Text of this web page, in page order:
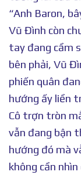
“Anh Baron,
Vũ Đình còn
tay đang cầm
bên phải, Vũ
phiến quân
hướng ấy liền
Cô trợn tròn
vẫn đang bận
hướng đó mà
không cần